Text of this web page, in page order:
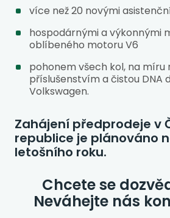
více než 20 novými
hospodárnými a výkonnými
oblíbeného motoru V6
pohonem všech kol, na míru
příslušenstvím a čistou DNA
Volkswagen.
Zahájení předprodeje v
republice je plánováno
letošního roku.
Chcete se
Neváhejte nás